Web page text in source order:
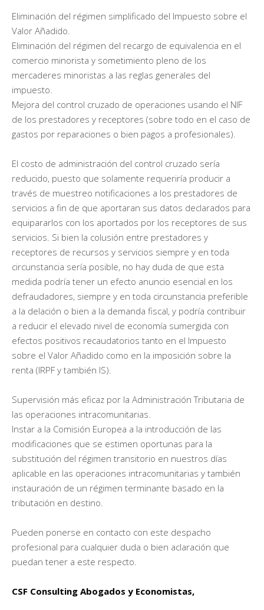
Eliminación del régimen simplificado del Impuesto sobre el
Valor Añadido.
Eliminación del régimen del recargo de equivalencia en el
comercio minorista y sometimiento pleno de los
mercaderes minoristas a las reglas generales del
impuesto.
Mejora del control cruzado de operaciones usando el NIF
de los prestadores y receptores (sobre todo en el caso de
gastos por reparaciones o bien pagos a profesionales).
El costo de administración del control cruzado sería
reducido, puesto que solamente requeriría producir a
través de muestreo notificaciones a los prestadores de
servicios a fin de que aportaran sus datos declarados para
equipararlos con los aportados por los receptores de sus
servicios. Si bien la colusión entre prestadores y
receptores de recursos y servicios siempre y en toda
circunstancia sería posible, no hay duda de que esta
medida podría tener un efecto anuncio esencial en los
defraudadores, siempre y en toda circunstancia preferible
a la delación o bien a la demanda fiscal, y podría contribuir
a reducir el elevado nivel de economía sumergida con
efectos positivos recaudatorios tanto en el Impuesto
sobre el Valor Añadido como en la imposición sobre la
renta (IRPF y también IS).
Supervisión más eficaz por la Administración Tributaria de
las operaciones intracomunitarias.
Instar a la Comisión Europea a la introducción de las
modificaciones que se estimen oportunas para la
substitución del régimen transitorio en nuestros días
aplicable en las operaciones intracomunitarias y también
instauración de un régimen terminante basado en la
tributación en destino.
Pueden ponerse en contacto con este despacho
profesional para cualquier duda o bien aclaración que
puedan tener a este respecto.
CSF Consulting Abogados y Economistas,